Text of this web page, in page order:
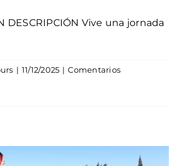
DESCRIPCIÓN Vive una jornada
| 11/12/2025 | Comentarios